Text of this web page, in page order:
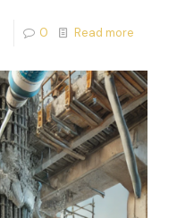
0 Read more